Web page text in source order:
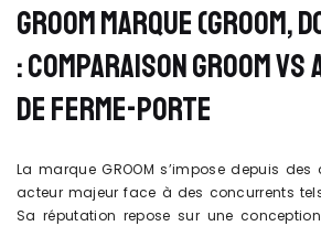
GROOM MARQUE (GROOM,
: COMPARAISON GROOM VS
DE FERME-PORTE
La marque GROOM s’impose depuis
acteur majeur face à des concurrents
Sa réputation repose sur une